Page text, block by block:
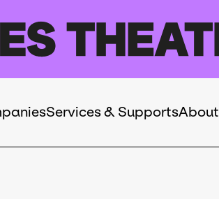
Services & SupportsAbout